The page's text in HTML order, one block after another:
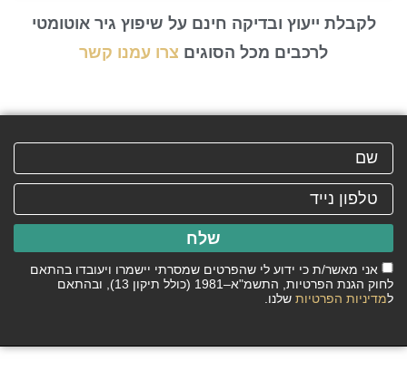
לקבלת ייעוץ ובדיקה חינם על שיפוץ גיר אוטומטי
לרכבים מכל הסוגים צרו עמנו קשר
אני מאשר/ת כי ידוע לי שהפרטים שמסרתי יישמרו ויעובדו בהתאם
לחוק הגנת הפרטיות, התשמ"א–1981 (כולל תיקון 13), ובהתאם
למדיניות הפרטיות שלנו.
שלח